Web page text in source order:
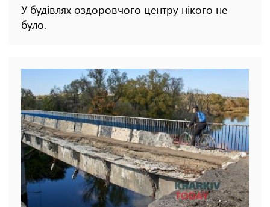
У будівлях оздоровчого центру нікого не
було.